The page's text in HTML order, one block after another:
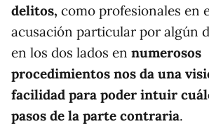
delitos, como profesionales en
acusación particular por algún
en los dos lados en numerosos
procedimientos nos da una
facilidad para poder intuir
pasos de la parte contraria.